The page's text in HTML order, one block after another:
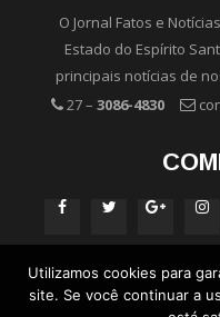
O Jornal Fatos e
Estado do Espírito
principais notícias de
27 – 3086-4830
Utilizamos cookies para
site. Se você continuar a